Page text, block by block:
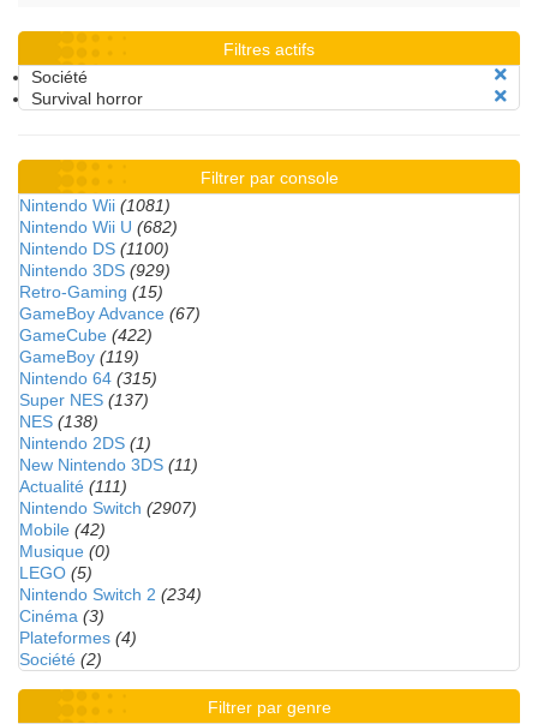
Filtres actifs
Société
Survival horror
Filtrer par console
Nintendo Wii (1081)
Nintendo Wii U (682)
Nintendo DS (1100)
Nintendo 3DS (929)
Retro-Gaming (15)
GameBoy Advance (67)
GameCube (422)
GameBoy (119)
Nintendo 64 (315)
Super NES (137)
NES (138)
Nintendo 2DS (1)
New Nintendo 3DS (11)
Actualité (111)
Nintendo Switch (2907)
Mobile (42)
Musique (0)
LEGO (5)
Nintendo Switch 2 (234)
Cinéma (3)
Plateformes (4)
Société (2)
Filtrer par genre